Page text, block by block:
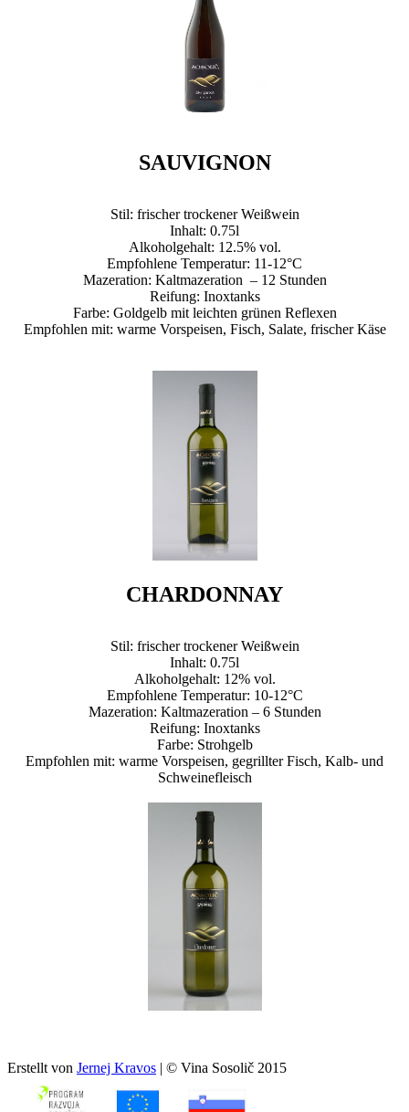
SAUVIGNON
Stil: frischer trockener Weißwein
Inhalt: 0.75l
Alkoholgehalt: 12.5% vol.
Empfohlene Temperatur: 11-12°C
Mazeration: Kaltmazeration – 12 Stunden
Reifung: Inoxtanks
Farbe: Goldgelb mit leichten grünen Reflexen
Empfohlen mit: warme Vorspeisen, Fisch, Salate, frischer Käse
CHARDONNAY
Stil: frischer trockener Weißwein
Inhalt: 0.75l
Alkoholgehalt: 12% vol.
Empfohlene Temperatur: 10-12°C
Mazeration: Kaltmazeration – 6 Stunden
Reifung: Inoxtanks
Farbe: Strohgelb
Empfohlen mit: warme Vorspeisen, gegrillter Fisch, Kalb- und
Schweinefleisch
Erstellt von Jernej Kravos | © Vina Sosolič 2015